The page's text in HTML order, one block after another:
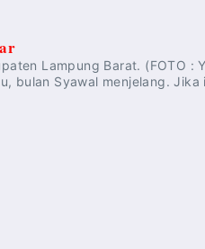
Lampung Barat. (FOTO :
bulan Syawal menjelang. Jika